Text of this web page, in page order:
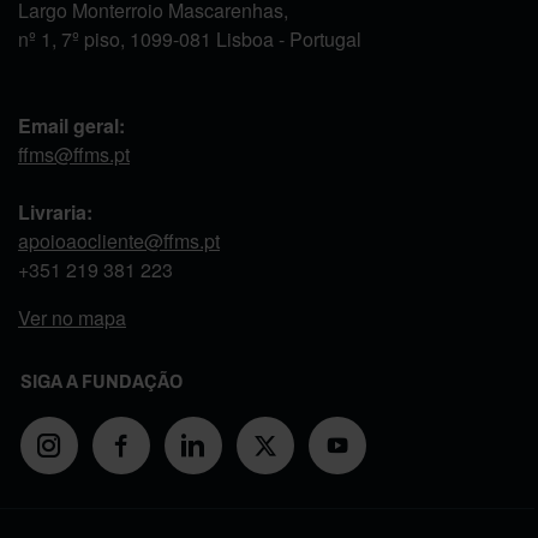
Largo Monterroio Mascarenhas,
nº 1, 7º piso, 1099-081 Lisboa - Portugal
Email geral:
ffms@ffms.pt
Livraria:
apoioaocliente@ffms.pt
+351 219 381 223
Ver no mapa
SIGA A FUNDAÇÃO